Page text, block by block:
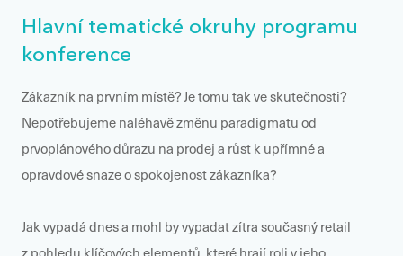
Hlavní tematické okruhy programu
konference
Zákazník na prvním místě? Je tomu tak ve skutečnosti?
Nepotřebujeme naléhavě změnu paradigmatu od
prvoplánového důrazu na prodej a růst k upřímné a
opravdové snaze o spokojenost zákazníka?
Jak vypadá dnes a mohl by vypadat zítra současný retail
z pohledu klíčových elementů, které hrají roli v jeho